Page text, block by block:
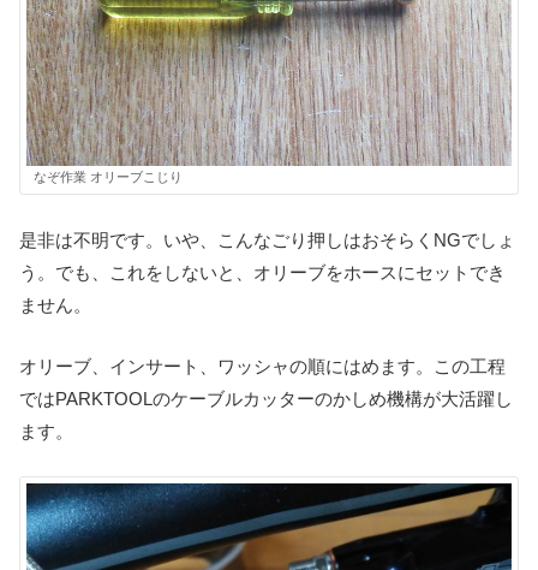
なぞ作業 オリーブこじり
是非は不明です。いや、こんなごり押しはおそらくNGでしょ
う。でも、これをしないと、オリーブをホースにセットでき
ません。
オリーブ、インサート、ワッシャの順にはめます。この工程
ではPARKTOOLのケーブルカッターのかしめ機構が大活躍し
ます。